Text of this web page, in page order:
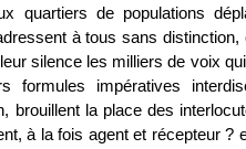
quartiers de populations
à tous sans distinction,
silence les milliers de voix
formules impératives
brouillent la place des
à la fois agent et récepteur ?